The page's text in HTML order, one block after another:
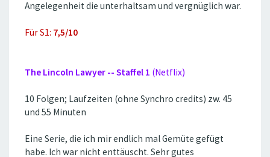
Angelegenheit die unterhaltsam und vergnüglich war.
Für S1: 7,5/10
The Lincoln Lawyer -- Staffel 1 (Netflix)
10 Folgen; Laufzeiten (ohne Synchro credits) zw. 45
und 55 Minuten
Eine Serie, die ich mir endlich mal Gemüte gefügt
habe. Ich war nicht enttäuscht. Sehr gutes